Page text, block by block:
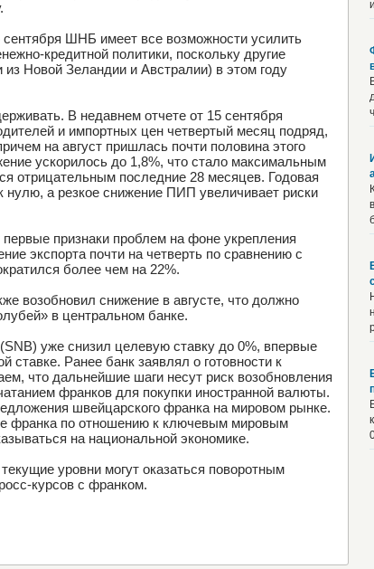
ШНБ имеет все возможности усилить
кредитной политики, поскольку другие
Новой Зеландии и Австралии) в этом году
В недавнем отчете от 15 сентября
и импортных цен четвертый месяц подряд,
на август пришлась почти половина этого
ускорилось до 1,8%, что стало максимальным
отрицательным последние 28 месяцев. Годовая
нулю, а резкое снижение ПИП увеличивает риски
признаки проблем на фоне укрепления
экспорта почти на четверть по сравнению с
более чем на 22%.
возобновил снижение в августе, что должно
в центральном банке.
уже снизил целевую ставку до 0%, впервые
ставке. Ранее банк заявлял о готовности к
что дальнейшие шаги несут риск возобновления
франков для покупки иностранной валюты.
швейцарского франка на мировом рынке.
франка по отношению к ключевым мировым
на национальной экономике.
уровни могут оказаться поворотным
курсов с франком.